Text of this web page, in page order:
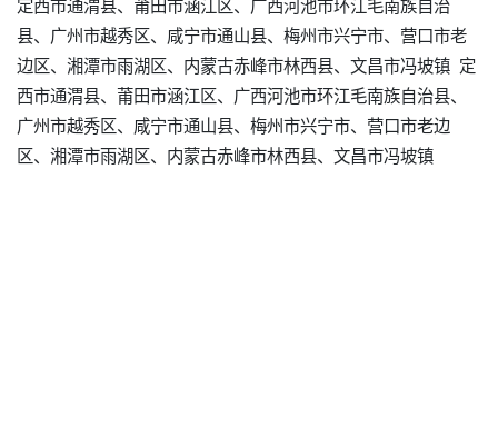
县、广州市越秀区、咸宁市通山县、梅州市兴宁市、营口市老
边区、湘潭市雨湖区、内蒙古赤峰市林西县、文昌市冯坡镇 定
西市通渭县、莆田市涵江区、广西河池市环江毛南族自治县、
广州市越秀区、咸宁市通山县、梅州市兴宁市、营口市老边
区、湘潭市雨湖区、内蒙古赤峰市林西县、文昌市冯坡镇